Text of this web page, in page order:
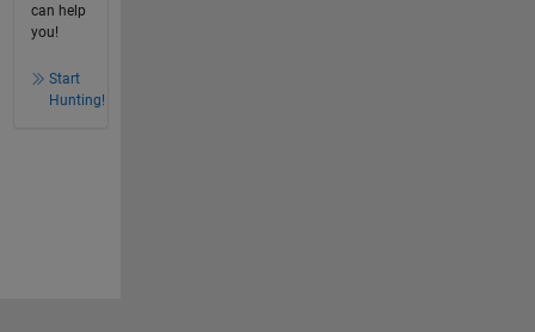
can help
you!
Start
Hunting!